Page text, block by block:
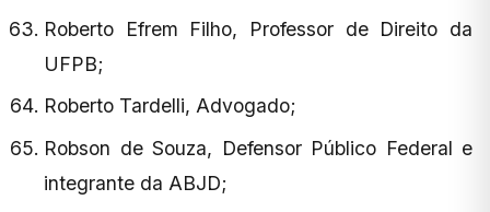
Roberto Efrem Filho, Professor de Direito da
UFPB;
Roberto Tardelli, Advogado;
Robson de Souza, Defensor Público Federal e
integrante da ABJD;